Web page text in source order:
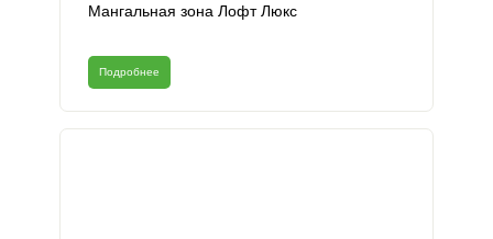
Мангальная зона Лофт Люкс
Подробнее